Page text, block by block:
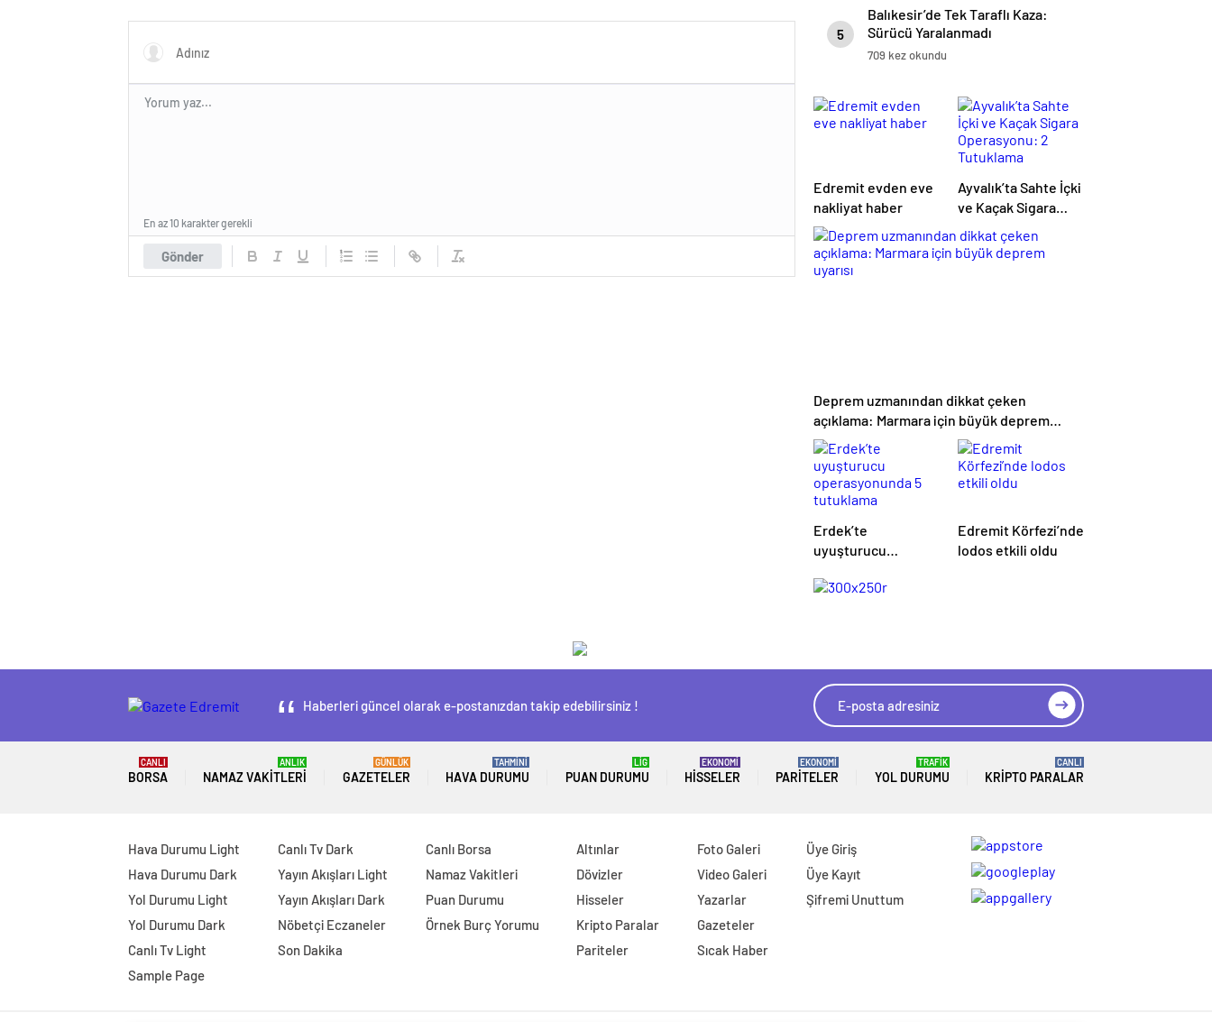
Gönder
En az 10 karakter gerekli
5
Balıkesir’de Tek Taraflı Kaza:
Sürücü Yaralanmadı
709 kez okundu
Edremit evden eve
nakliyat haber
Ayvalık’ta Sahte İçki
ve Kaçak Sigara
Operasyonu: 2
Tutuklama
Deprem uzmanından dikkat çeken
açıklama: Marmara için büyük deprem
uyarısı
Erdek’te
uyuşturucu
tutuklama
Edremit Körfezi’nde
lodos etkili oldu
Haberleri güncel olarak e-postanızdan takip edebilirsiniz !
BORSA
CANLI
NAMAZ VAKITLERI
ANLIK
GAZETELER
GÜNLÜK
HAVA DURUMU
TAHMİNİ
PUAN DURUMU
LİG
HISSELER
EKONOMİ
PARITELER
EKONOMİ
YOL DURUMU
TRAFİK
KRIPTO PARALAR
CANLI
Hava Durumu Light
Hava Durumu Dark
Yol Durumu Light
Yol Durumu Dark
Canlı Tv Light
Sample Page
Canlı Tv Dark
Yayın Akışları Light
Yayın Akışları Dark
Nöbetçi Eczaneler
Son Dakika
Canlı Borsa
Namaz Vakitleri
Puan Durumu
Örnek Burç Yorumu
Altınlar
Dövizler
Hisseler
Kripto Paralar
Pariteler
Foto Galeri
Video Galeri
Yazarlar
Gazeteler
Sıcak Haber
Üye Giriş
Üye Kayıt
Şifremi Unuttum